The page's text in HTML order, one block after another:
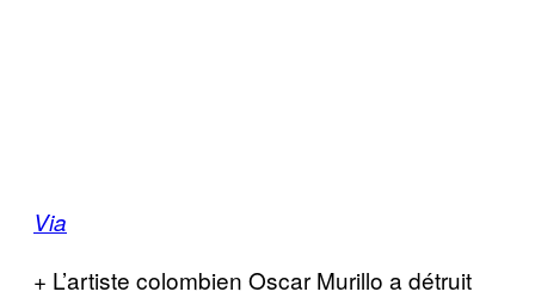
Via
+ L’artiste colombien Oscar Murillo a détruit